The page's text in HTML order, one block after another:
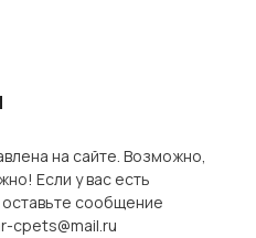
на сайте. Возможно,
Если у вас есть
сообщение
cpets@mail.ru